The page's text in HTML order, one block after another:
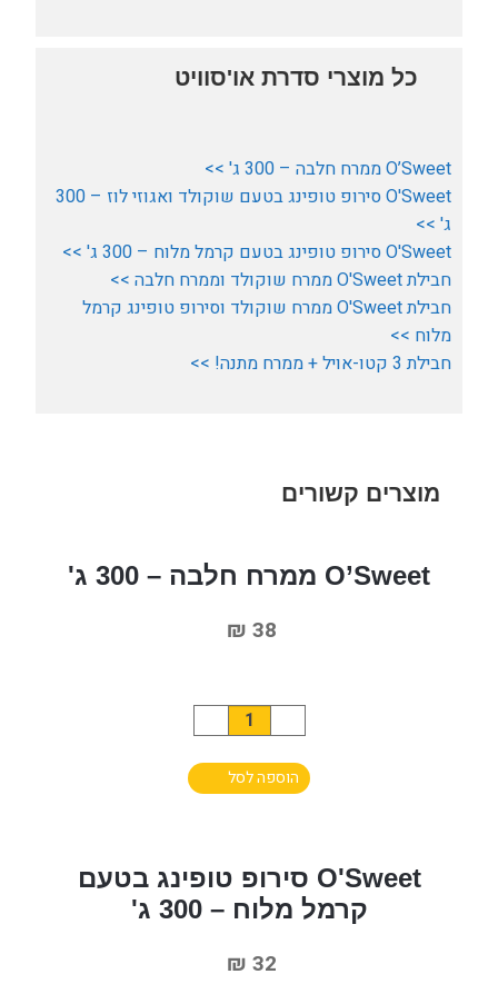
כל מוצרי סדרת או'סוויט
O’Sweet ממרח חלבה – 300 ג' >>
O'Sweet סירופ טופינג בטעם שוקולד ואגוזי לוז – 300
ג' >>
O'Sweet סירופ טופינג בטעם קרמל מלוח – 300 ג' >>
חבילת O'Sweet ממרח שוקולד וממרח חלבה >>
חבילת O'Sweet ממרח שוקולד וסירופ טופינג קרמל
מלוח >>
חבילת 3 קטו-אויל + ממרח מתנה! >>
מוצרים קשורים
O’Sweet ממרח חלבה – 300 ג'
₪ 38
הוספה לסל
O’Sweet
-
300
O'Sweet סירופ טופינג בטעם
קרמל מלוח – 300 ג'
₪ 32